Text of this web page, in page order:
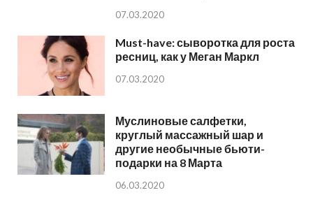
07.03.2020
Must-have: сыворотка для роста
ресниц, как у Меган Маркл
07.03.2020
Муслиновые салфетки,
круглый массажный шар и
другие необычные бьюти-
подарки на 8 Марта
06.03.2020